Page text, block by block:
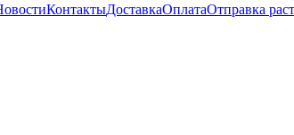
КонтактыДоставкаОплатаОтправка